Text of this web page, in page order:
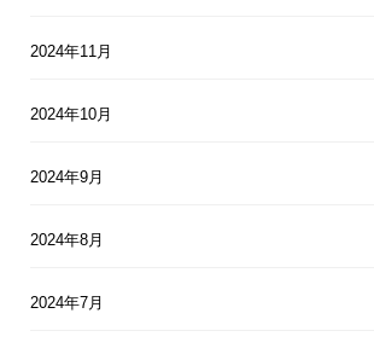
2024年11月
2024年10月
2024年9月
2024年8月
2024年7月